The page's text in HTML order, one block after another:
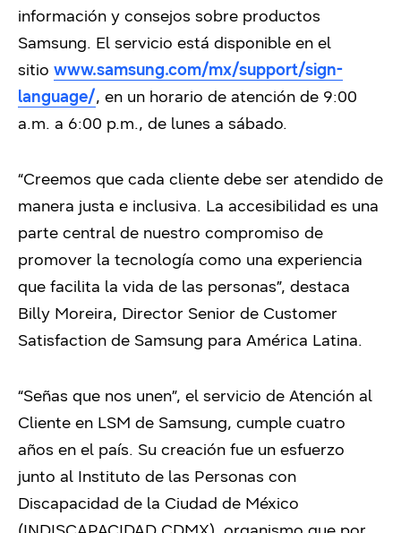
información y consejos sobre productos
Samsung. El servicio está disponible en el
sitio www.samsung.com/mx/support/sign-
language/, en un horario de atención de 9:00
a.m. a 6:00 p.m., de lunes a sábado.
“Creemos que cada cliente debe ser atendido de
manera justa e inclusiva. La accesibilidad es una
parte central de nuestro compromiso de
promover la tecnología como una experiencia
que facilita la vida de las personas”, destaca
Billy Moreira, Director Senior de Customer
Satisfaction de Samsung para América Latina.
“Señas que nos unen”, el servicio de Atención al
Cliente en LSM de Samsung, cumple cuatro
años en el país. Su creación fue un esfuerzo
junto al Instituto de las Personas con
Discapacidad de la Ciudad de México